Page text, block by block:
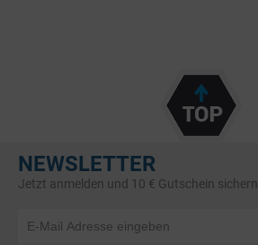
NEWSLETTER
Jetzt anmelden und 10 € Gutschein sichern